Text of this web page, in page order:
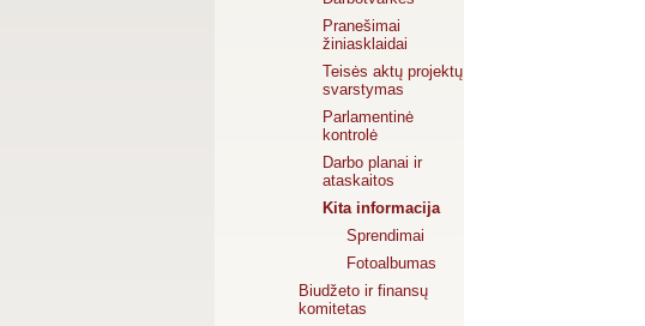
Pranešimai
žiniasklaidai
Teisės aktų projektų
svarstymas
Parlamentinė
kontrolė
Darbo planai ir
ataskaitos
Kita informacija
Sprendimai
Fotoalbumas
Biudžeto ir finansų
komitetas